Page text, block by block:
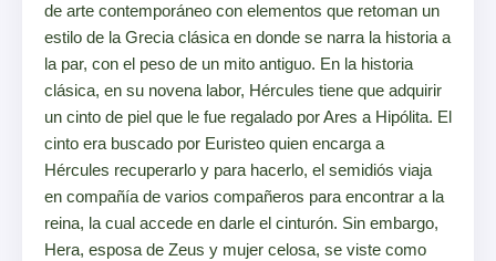
de arte contemporáneo con elementos que retoman un
estilo de la Grecia clásica en donde se narra la historia a
la par, con el peso de un mito antiguo. En la historia
clásica, en su novena labor, Hércules tiene que adquirir
un cinto de piel que le fue regalado por Ares a Hipólita. El
cinto era buscado por Euristeo quien encarga a
Hércules recuperarlo y para hacerlo, el semidiós viaja
en compañía de varios compañeros para encontrar a la
reina, la cual accede en darle el cinturón. Sin embargo,
Hera, esposa de Zeus y mujer celosa, se viste como